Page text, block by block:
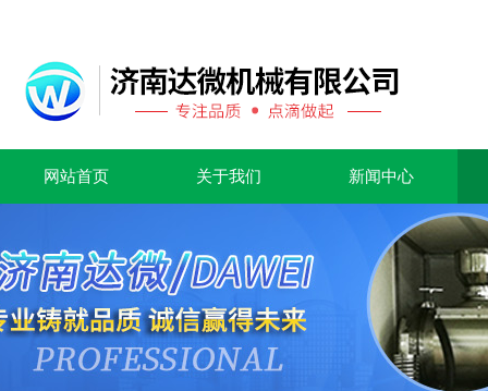
网站首页 关于我们 新闻中心